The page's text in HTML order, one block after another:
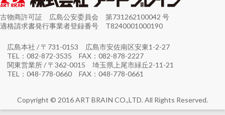
古物商許可証 広島公安委員会 第731262100042 号
適格請求書発行事業者登録番号 T8240001000190
広島本社 / 〒731-0153 広島市安佐南区安東1-2-27
TEL：082-872-3535 FAX：082-878-2227
関東営業所 / 〒362-0015 埼玉県上尾市緑丘2-11-21
TEL：048-778-0660 FAX：048-778-0661
Copyright © 2016 ART BRAIN CO.,LTD. All Rights Reserved.